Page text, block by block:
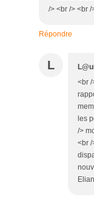
/> <br /> <br /
Répondre
L
<br /
les
/>
<br